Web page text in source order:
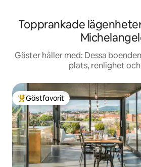
Topprankade
Gäster håller med: Dessa
plats, renlighet och
Populär gästfavorit
Gästfavorit